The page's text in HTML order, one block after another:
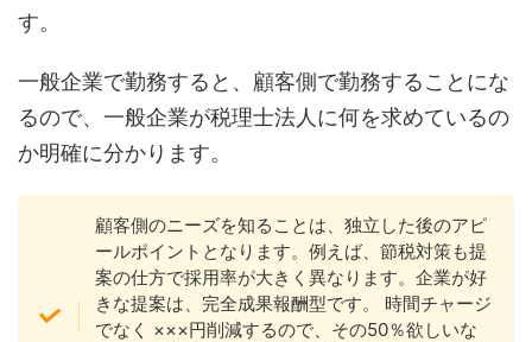
す。
一般企業で勤務すると、顧客側で勤務することにな
るので、一般企業が税理士法人に何を求めているの
か明確に分かります。
顧客側のニーズを知ることは、独立した後のアピ
ールポイントとなります。例えば、節税対策も提
案の仕方で採用率が大きく異なります。企業が好
きな提案は、完全成果報酬型です。 時間チャージ
でなく ×××円削減するので、その50％欲しいな